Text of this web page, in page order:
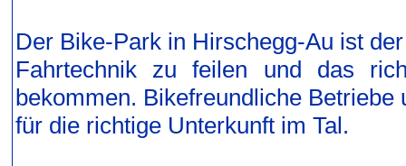
Der Bike-Park in Hirschegg-Au ist
Fahrtechnik zu feilen und das
bekommen. Bikefreundliche
für die richtige Unterkunft im Tal.